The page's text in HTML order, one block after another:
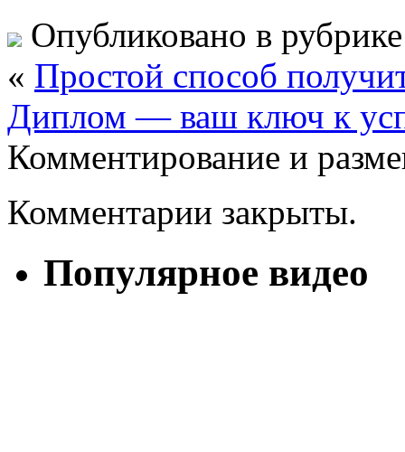
Опубликовано в
« Простой способ
Диплом — ваш ключ к
Комментирование и
Комментарии закрыты.
Популярное видео